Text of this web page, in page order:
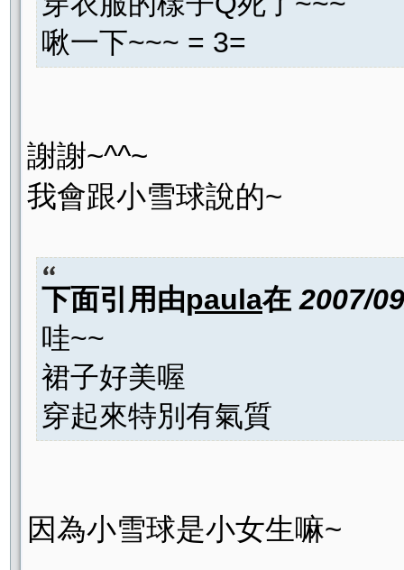
啾一下~~~ = 3=
謝謝~^^~
我會跟小雪球說的~
下面引用由paula在2007/
哇~~
裙子好美喔
穿起來特別有氣質
因為小雪球是小女生嘛~